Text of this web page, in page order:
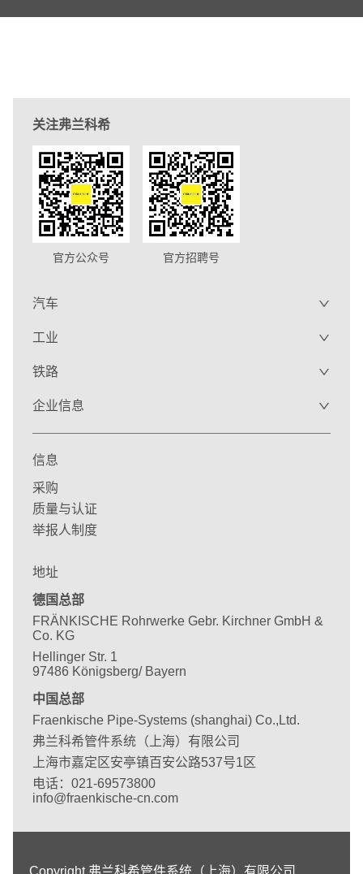
关注弗兰科希
官方公众号 官方招聘号
汽车
工业
铁路
企业信息
信息
采购
质量与认证
举报人制度
地址
德国总部
FRÄNKISCHE Rohrwerke Gebr. Kirchner GmbH &
Co. KG
Hellinger Str. 1
97486 Königsberg/ Bayern
中国总部
Fraenkische Pipe-Systems (shanghai) Co.,Ltd.
弗兰科希管件系统（上海）有限公司
上海市嘉定区安亭镇百安公路537号1区
电话：021-69573800
info@fraenkische-cn.com